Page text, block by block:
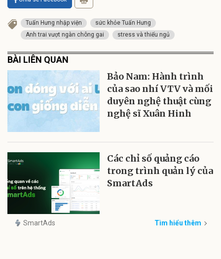
Tuấn Hưng nhập viện
sức khỏe Tuấn Hưng
Anh trai vượt ngàn chông gai
stress và thiếu ngủ
BÀI LIÊN QUAN
Bảo Nam: Hành trình
của sao nhí VTV và mối
duyên nghệ thuật cùng
nghệ sĩ Xuân Hinh
Các chỉ số quảng cáo
trong trình quản lý của
SmartAds
SmartAds Tìm hiểu thêm